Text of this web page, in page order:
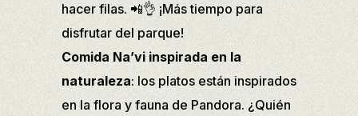
hacer filas. 📲👌 ¡Más tiempo para
disfrutar del parque!
Comida Na’vi inspirada en la
naturaleza: los platos están inspirados
en la flora y fauna de Pandora. ¿Quién